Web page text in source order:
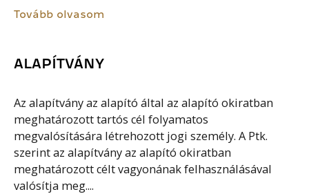
Tovább olvasom
ALAPÍTVÁNY
Az alapítvány az alapító által az alapító okiratban
meghatározott tartós cél folyamatos
megvalósítására létrehozott jogi személy. A Ptk.
szerint az alapítvány az alapító okiratban
meghatározott célt vagyonának felhasználásával
valósítja meg....